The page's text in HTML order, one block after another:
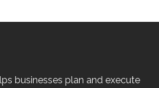
businesses plan and execute